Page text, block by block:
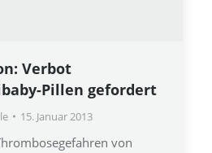
Verbot
Pillen gefordert
15. Januar 2013
von